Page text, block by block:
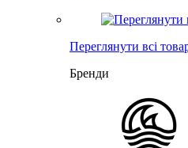
Переглянути всі
Бренди